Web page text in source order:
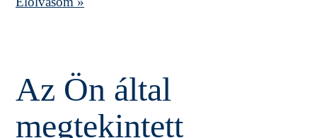
Az Ön által
megtekintett